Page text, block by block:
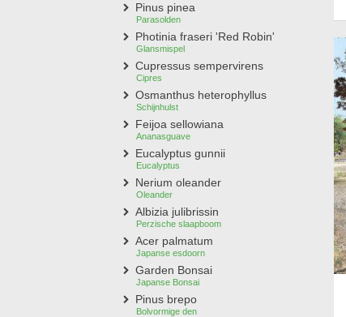
Pinus pinea
Parasolden
Photinia fraseri 'Red Robin'
Glansmispel
Cupressus sempervirens
Cipres
Osmanthus heterophyllus
Schijnhulst
Feijoa sellowiana
Ananasguave
Eucalyptus gunnii
Eucalyptus
Nerium oleander
Oleander
Albizia julibrissin
Perzische slaapboom
Acer palmatum
Japanse esdoorn
Garden Bonsai
Japanse Bonsai
Pinus brepo
Bolvormige den